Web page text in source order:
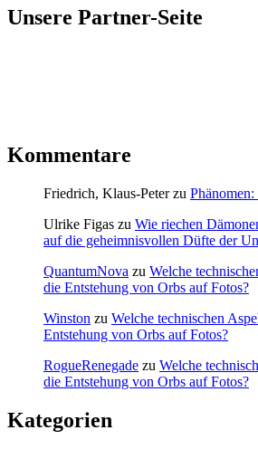
Unsere Partner-Seite
Kommentare
Friedrich, Klaus-Peterzu
Ulrike Figas zu Wie riechen
auf die geheimnisvollen Düfte der
QuantumNova zu Welche
die Entstehung von Orbs auf Fotos?
Winston zu Welche technischen
Entstehung von Orbs auf Fotos?
RogueRenegade zu Welche
die Entstehung von Orbs auf Fotos?
Kategorien